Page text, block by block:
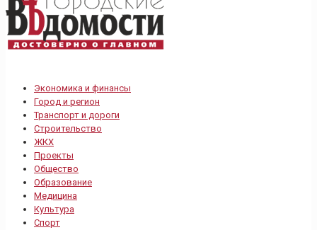
Экономика и финансы
Город и регион
Транспорт и дороги
Строительство
ЖКХ
Проекты
Общество
Образование
Медицина
Культура
Спорт